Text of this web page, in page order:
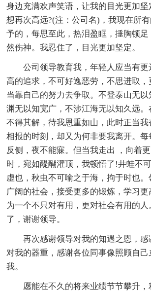
身边充满欢声笑语，让我的目光更加
想再次高远?(注：公司名)，我现在所
予的，每思至此，热泪盈眶，捶胸顿
然伤神。我忍住了，目光更加坚定。
公司领导教育我，年轻人应当有更
高的追求，不可好逸恶劳，不思进取
当靠自己的努力去争取。不登泰山无
渊无以知宽广，不涉江海无以知久远
不得其解，待我恩重如山，此时正当我
相报的时刻，却又为何非要我离开。
反侧，夜不能寐。但当我走出 ，向着
时，宛如醍醐灌顶，我顿悟了!井蛙不
虚也，秋虫不可喻之于海，拘于时也。
广阔的社会，接受更多的锻炼，学习
为一个不只对有用，更对社会有用的人
了，谢谢领导。
再次感谢领导对我的知遇之恩，
对我的器重，感谢各位同事像照顾自
我。
愿能在不久的将来业绩节节攀升，